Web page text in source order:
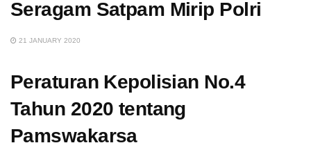
Seragam Satpam Mirip Polri
21 JANUARY 2020
Peraturan Kepolisian No.4
Tahun 2020 tentang
Pamswakarsa